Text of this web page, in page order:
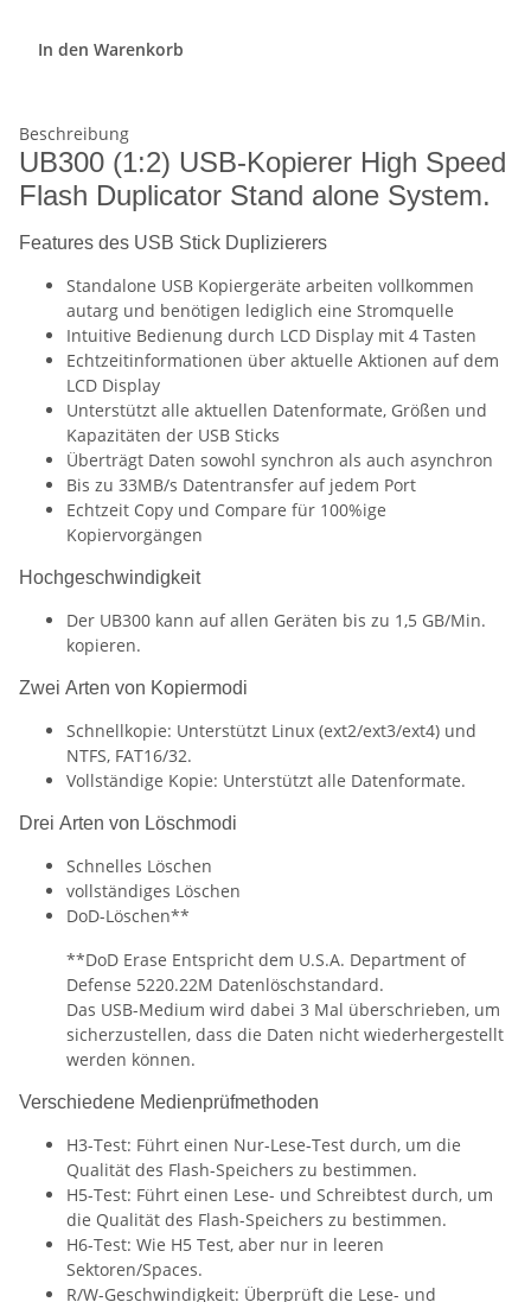
In den Warenkorb
Beschreibung
UB300 (1:2) USB-Kopierer High Speed
Flash Duplicator Stand alone System.
Features des USB Stick Duplizierers
Standalone USB Kopiergeräte arbeiten vollkommen
autarg und benötigen lediglich eine Stromquelle
Intuitive Bedienung durch LCD Display mit 4 Tasten
Echtzeitinformationen über aktuelle Aktionen auf dem
LCD Display
Unterstützt alle aktuellen Datenformate, Größen und
Kapazitäten der USB Sticks
Überträgt Daten sowohl synchron als auch asynchron
Bis zu 33MB/s Datentransfer auf jedem Port
Echtzeit Copy und Compare für 100%ige
Kopiervorgängen
Hochgeschwindigkeit
Der UB300 kann auf allen Geräten bis zu 1,5 GB/Min.
kopieren.
Zwei Arten von Kopiermodi
Schnellkopie: Unterstützt Linux (ext2/ext3/ext4) und
NTFS, FAT16/32.
Vollständige Kopie: Unterstützt alle Datenformate.
Drei Arten von Löschmodi
Schnelles Löschen
vollständiges Löschen
DoD-Löschen**
**DoD Erase Entspricht dem U.S.A. Department of
Defense 5220.22M Datenlöschstandard.
Das USB-Medium wird dabei 3 Mal überschrieben, um
sicherzustellen, dass die Daten nicht wiederhergestellt
werden können.
Verschiedene Medienprüfmethoden
H3-Test: Führt einen Nur-Lese-Test durch, um die
Qualität des Flash-Speichers zu bestimmen.
H5-Test: Führt einen Lese- und Schreibtest durch, um
die Qualität des Flash-Speichers zu bestimmen.
H6-Test: Wie H5 Test, aber nur in leeren
Sektoren/Spaces.
R/W-Geschwindigkeit: Überprüft die Lese- und